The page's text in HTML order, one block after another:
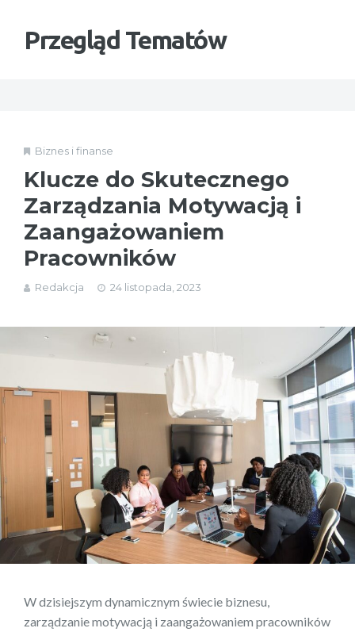
Przegląd Tematów
Biznes i finanse
Klucze do Skutecznego
Zarządzania Motywacją i
Zaangażowaniem
Pracowników
Redakcja 24 listopada, 2023
W dzisiejszym dynamicznym świecie biznesu,
zarządzanie motywacją i zaangażowaniem pracowników